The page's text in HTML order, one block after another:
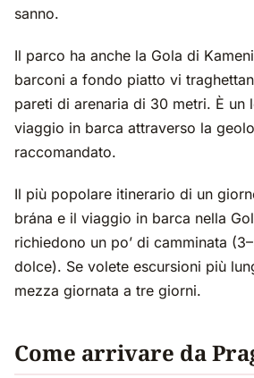
sanno.
Il parco ha anche la Gola di
barconi a fondo piatto vi
pareti di arenaria di 30 metri. È un
viaggio in barca attraverso la
raccomandato.
Il più popolare itinerario di un
brána e il viaggio in barca nella
richiedono un po’ di camminata
dolce). Se volete escursioni più
mezza giornata a tre giorni.
Come arrivare da